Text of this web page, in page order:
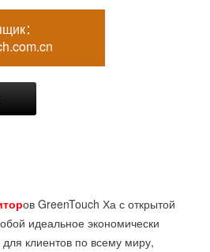
：
ов GreenTouch Ха с открытой
идеальное экономически
клиентов по всему миру,